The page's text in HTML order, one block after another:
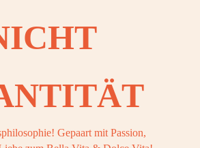
Gepaart mit Passion,